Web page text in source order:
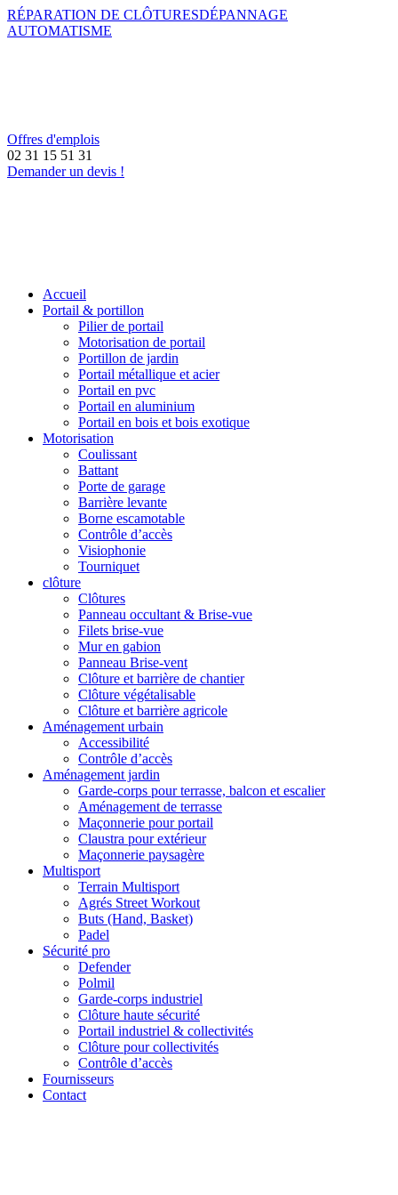
RÉPARATION DE CLÔTURESDÉPANNAGE
AUTOMATISME
Offres d'emplois
02 31 15 51 31
Demander un devis !
Accueil
Portail & portillon
Pilier de portail
Motorisation de portail
Portillon de jardin
Portail métallique et acier
Portail en pvc
Portail en aluminium
Portail en bois et bois exotique
Motorisation
Coulissant
Battant
Porte de garage
Barrière levante
Borne escamotable
Contrôle d’accès
Visiophonie
Tourniquet
clôture
Clôtures
Panneau occultant & Brise-vue
Filets brise-vue
Mur en gabion
Panneau Brise-vent
Clôture et barrière de chantier
Clôture végétalisable
Clôture et barrière agricole
Aménagement urbain
Accessibilité
Contrôle d’accès
Aménagement jardin
Garde-corps pour terrasse, balcon et escalier
Aménagement de terrasse
Maçonnerie pour portail
Claustra pour extérieur
Maçonnerie paysagère
Multisport
Terrain Multisport
Agrés Street Workout
Buts (Hand, Basket)
Padel
Sécurité pro
Defender
Polmil
Garde-corps industriel
Clôture haute sécurité
Portail industriel & collectivités
Clôture pour collectivités
Contrôle d’accès
Fournisseurs
Contact